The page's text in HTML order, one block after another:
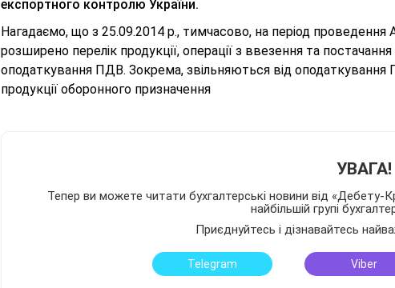
експортного контролю України.
Нагадаємо, що з 25.09.2014 p., тимчасово, на період
розширено перелік продукції, операції з ввезення та
оподаткування ПДВ. Зокрема, звільняються від оподаткування
продукції оборонного призначення
УВАГА!
Тепер ви можете читати бухгалтерські новини від «Дебету-
найбільшій групі
Приєднуйтесь і дізнавайтесь
Telegram Viber